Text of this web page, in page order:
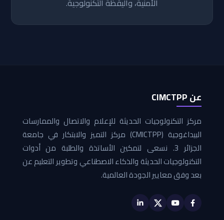
الأمنية، واليقظة التكنولوجية.
عن CIMCTPP
مركز التكنولوجيات الحديثة للإعلام والاتصال والممارسات
البيداغوجية (CMICTPP) مركز التميز والابتكار في جامعة
الجزائر 3. نسعى لتمكين الأساتذة والطلبة من أدوات
التكنولوجيات الحديثة والذكاء الاصطناعي وتطوير التعليم عن
بعد وفق معايير الجودة العالمية.